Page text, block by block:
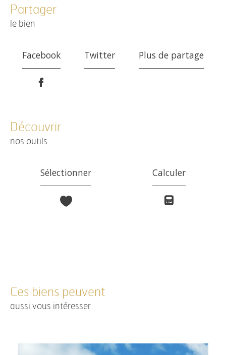
partager
le bien
Facebook Twitter Plus de partage
découvrir
nos outils
Sélectionner Calculer
Ces biens peuvent
aussi vous intéresser